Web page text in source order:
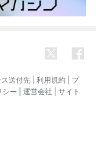
送付先 利用規約
プ
シー 運営会社
サイト